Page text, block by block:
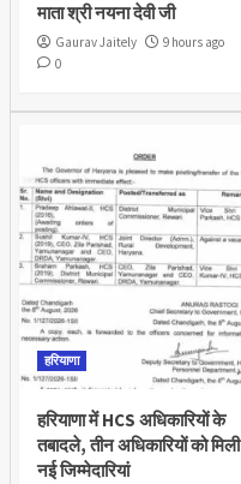
माता श्री नयना देवी जी
Gaurav Jaitely
9 hours ago
0
हरियाणा
हरियाणा में HCS अधिकारियों के
तबादले, तीन अधिकारियों को मिली
नई जिम्मेदारियां